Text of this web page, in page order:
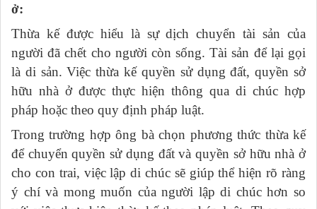
ở:
Thừa kế được hiểu là sự dịch chuyển tài sản của
người đã chết cho người còn sống. Tài sản để lại gọi
là di sản. Việc thừa kế quyền sử dụng đất, quyền sở
hữu nhà ở được thực hiện thông qua di chúc hợp
pháp hoặc theo quy định pháp luật.
Trong trường hợp ông bà chọn phương thức thừa kế
để chuyển quyền sử dụng đất và quyền sở hữu nhà ở
cho con trai, việc lập di chúc sẽ giúp thể hiện rõ ràng
ý chí và mong muốn của người lập di chúc hơn so